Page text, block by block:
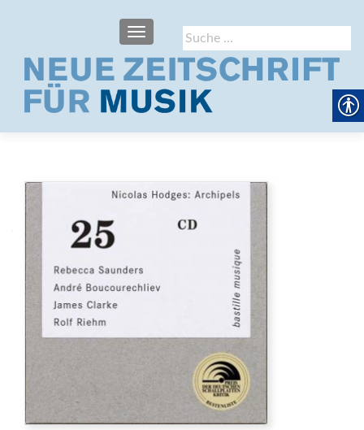
Suche
nach:
SCHALTE NAVIGATION